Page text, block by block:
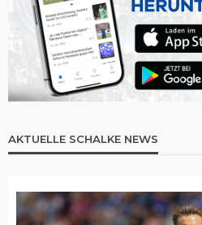
AKTUELLE SCHALKE NEWS